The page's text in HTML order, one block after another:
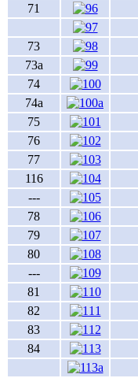
71
73
73a
74
74a
75
76
77
116
---
78
79
80
---
81
82
83
84